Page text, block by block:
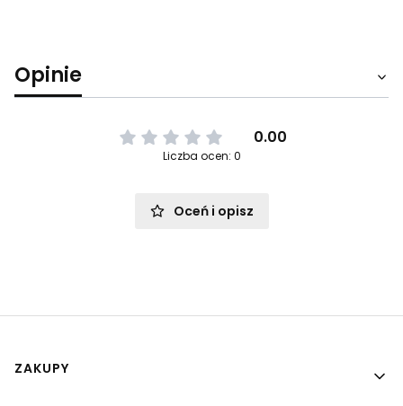
Opinie
0.00
Liczba ocen: 0
Oceń i opisz
Linki w stopce
ZAKUPY